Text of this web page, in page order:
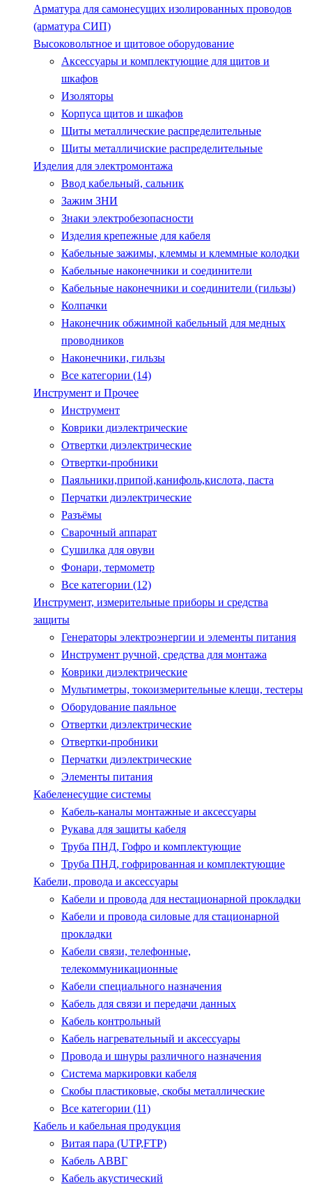
Арматура для самонесущих изолированных проводов
(арматура СИП)
Высоковольтное и щитовое оборудование
Аксессуары и комплектующие для щитов и
шкафов
Изоляторы
Корпуса щитов и шкафов
Щиты металлические распределительные
Щиты металличиские распределительные
Изделия для электромонтажа
Ввод кабельный, сальник
Зажим ЗНИ
Знаки электробезопасности
Изделия крепежные для кабеля
Кабельные зажимы, клеммы и клеммные колодки
Кабельные наконечники и соединители
Кабельные наконечники и соединители (гильзы)
Колпачки
Наконечник обжимной кабельный для медных
проводников
Наконечники, гильзы
Все категории (14)
Инструмент и Прочее
Инструмент
Коврики диэлектрические
Отвертки диэлектрические
Отвертки-пробники
Паяльники,припой,канифоль,кислота, паста
Перчатки диэлектрические
Разъёмы
Сварочный аппарат
Сушилка для овуви
Фонари, термометр
Все категории (12)
Инструмент, измерительные приборы и средства
защиты
Генераторы электроэнергии и элементы питания
Инструмент ручной, средства для монтажа
Коврики диэлектрические
Мультиметры, токоизмерительные клещи, тестеры
Оборудование паяльное
Отвертки диэлектрические
Отвертки-пробники
Перчатки диэлектрические
Элементы питания
Кабеленесущие системы
Кабель-каналы монтажные и аксессуары
Рукава для защиты кабеля
Труба ПНД, Гофро и комплектующие
Труба ПНД, гофрированная и комплектующие
Кабели, провода и аксессуары
Кабели и провода для нестационарной прокладки
Кабели и провода силовые для стационарной
прокладки
Кабели связи, телефонные,
телекоммуникационные
Кабели специального назначения
Кабель для связи и передачи данных
Кабель контрольный
Кабель нагревательный и аксессуары
Провода и шнуры различного назначения
Система маркировки кабеля
Скобы пластиковые, скобы металлические
Все категории (11)
Кабель и кабельная продукция
Витая пара (UTP,FTP)
Кабель АВВГ
Кабель акустический